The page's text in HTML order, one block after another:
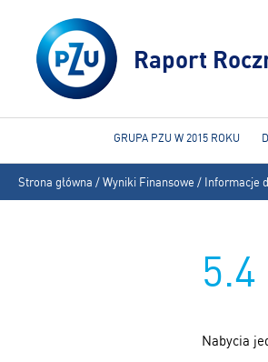
Raport
Jesteś
tutaj
Strona główna /Wyniki Finansowe / Informacje
Nabycia
GRUPA PZU W 2015 ROKU